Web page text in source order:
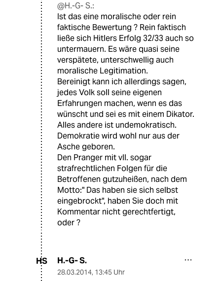
@H.-G- S.:
Ist das eine moralische oder rein
faktische Bewertung ? Rein faktisch
ließe sich Hitlers Erfolg 32/33 auch so
untermauern. Es wäre quasi seine
verspätete, unterschwellig auch
moralische Legitimation.
Bereinigt kann ich allerdings sagen,
jedes Volk soll seine eigenen
Erfahrungen machen, wenn es das
wünscht und sei es mit einem Dikator.
Alles andere ist undemokratisch.
Demokratie wird wohl nur aus der
Asche geboren.
Den Pranger mit vll. sogar
strafrechtlichen Folgen für die
Betroffenen gutzuheißen, nach dem
Motto:" Das haben sie sich selbst
eingebrockt", haben Sie doch mit
Kommentar nicht gerechtfertigt,
oder ?
HS H.-G- S.
28.03.2014, 13:45 Uhr